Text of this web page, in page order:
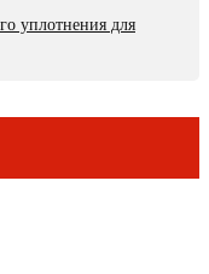
уплотнения для